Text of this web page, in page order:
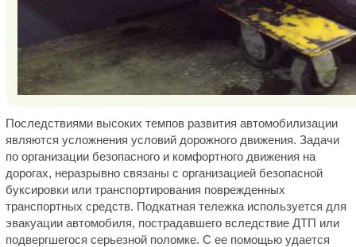
Последствиями высоких темпов развития автомобилизации
являются усложнения условий дорожного движения. Задачи
по организации безопасного и комфортного движения на
дорогах, неразрывно связаны с организацией безопасной
буксировки или транспортирования поврежденных
транспортных средств. Подкатная тележка используется для
эвакуации автомобиля, пострадавшего вследствие ДТП или
подвергшегося серьезной поломке. С ее помощью удается